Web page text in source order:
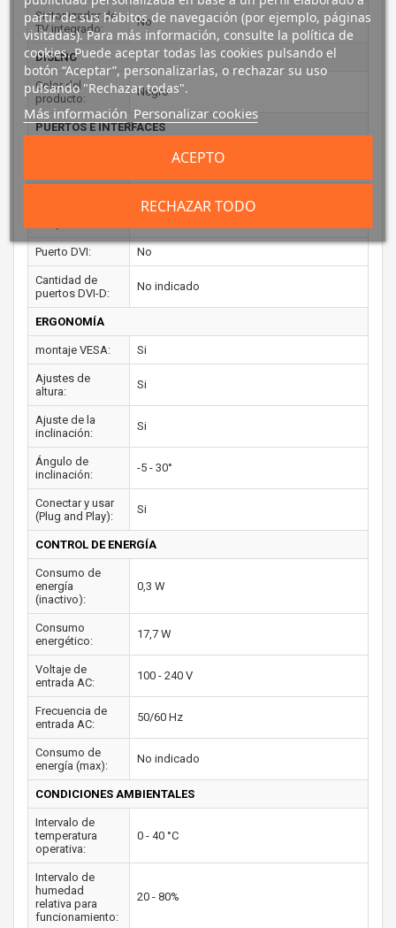
Sintonizador de
TV integrado:
No
DISEÑO
Color del
producto:
Negro
PUERTOS E INTERFACES
No indicado
Puerto DVI: No
Cantidad de
puertos DVI-D:
No indicado
ERGONOMÍA
montaje VESA: Si
Ajustes de
altura:
Si
Ajuste de la
inclinación:
Si
Ángulo de
inclinación:
-5 - 30°
Conectar y usar
(Plug and Play):
Si
CONTROL DE ENERGÍA
Consumo de
energía
(inactivo):
0,3 W
Consumo
energético:
17,7 W
Voltaje de
entrada AC:
100 - 240 V
Frecuencia de
entrada AC:
50/60 Hz
Consumo de
energía (max):
No indicado
CONDICIONES AMBIENTALES
Intervalo de
temperatura
operativa:
0 - 40 °C
Intervalo de
humedad
relativa para
funcionamiento:
20 - 80%
partir de sus hábitos de navegación (por ejemplo, páginas
visitadas). Para más información, consulte la política de
cookies. Puede aceptar todas las cookies pulsando el
botón “Aceptar”, personalizarlas, o rechazar su uso
pulsando "Rechazar todas".
Más información Personalizar cookies
RECHAZAR TODO
ACEPTO